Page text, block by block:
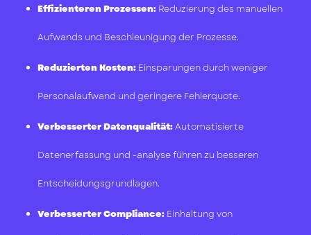
Effizienteren Prozessen: Reduzierung des manuellen
Aufwands und Beschleunigung der Prozesse.
Reduzierten Kosten: Einsparungen durch weniger
Personalaufwand und geringere Fehlerquote.
Verbesserter Datenqualität:Automatisierte
Datenerfassung und -analyse führen zu besseren
Entscheidungsgrundlagen.
Verbesserter Compliance: Einhaltung von